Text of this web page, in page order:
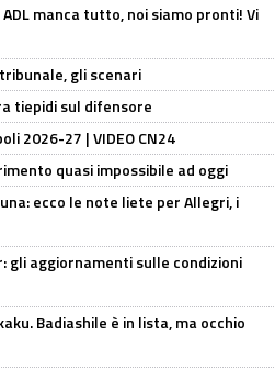
manca tutto, noi siamo pronti! Vi
gli scenari
tiepidi sul difensore
2026-27 | VIDEO CN24
quasi impossibile ad oggi
ecco le note liete per Allegri, i
gli aggiornamenti sulle condizioni
Badiashile è in lista, ma occhio